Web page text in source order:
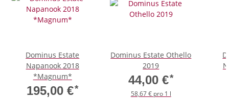
Dominus Estate
Napanook 2018
*Magnum*
195,00 €*
Dominus Estate Othello
2019
44,00 €*
58,67 € pro 1 l